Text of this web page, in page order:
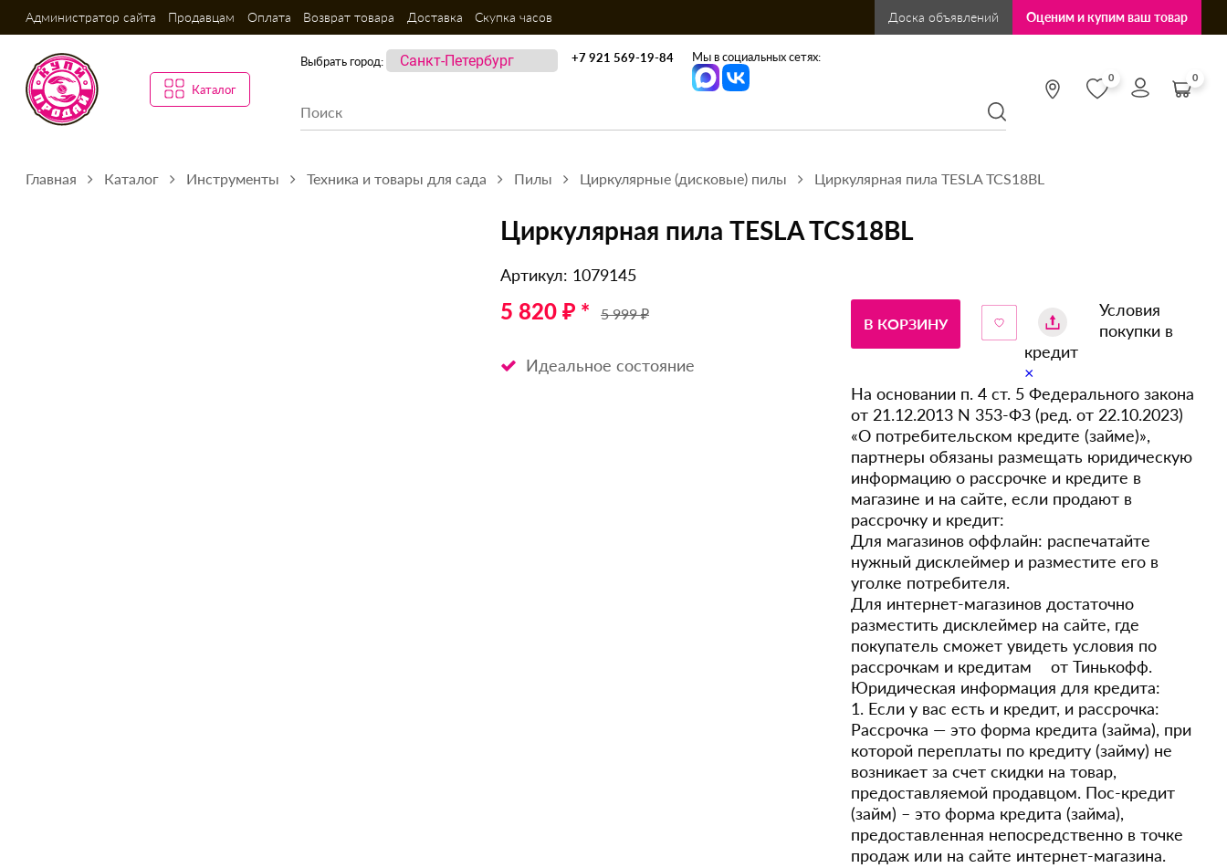
Администратор сайта Продавцам Оплата Возврат товара Доставка Скупка часов Доска объявлений Оценим и купим ваш товар
Каталог
Выбрать город: +7 921 569-19-84 Мы в социальных сетях:
0 0
Главная Каталог Инструменты Техника и товары для сада Пилы Циркулярные (дисковые) пилы Циркулярная пила TESLA TCS18BL
Циркулярная пила TESLA TCS18BL
Артикул: 1079145
5 820 ₽ * 5 999 ₽
Идеальное состояние
В КОРЗИНУ
Условия
покупки в
кредит
×
На основании п. 4 ст. 5 Федерального закона
от 21.12.2013 N 353-ФЗ (ред. от 22.10.2023)
«О потребительском кредите (займе)»,
партнеры обязаны размещать юридическую
информацию о рассрочке и кредите в
магазине и на сайте, если продают в
рассрочку и кредит:
Для магазинов оффлайн: распечатайте
нужный дисклеймер и разместите его в
уголке потребителя.
Для интернет-магазинов достаточно
разместить дисклеймер на сайте, где
покупатель сможет увидеть условия по
рассрочкам и кредитам от Тинькофф.
Юридическая информация для кредита:
1. Если у вас есть и кредит, и рассрочка:
Рассрочка — это форма кредита (займа), при
которой переплаты по кредиту (займу) не
возникает за счет скидки на товар,
предоставляемой продавцом. Пос-кредит
(займ) – это форма кредита (займа),
предоставленная непосредственно в точке
продаж или на сайте интернет-магазина.